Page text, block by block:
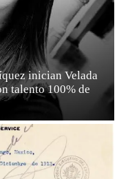
inician Velada
talento 100% de